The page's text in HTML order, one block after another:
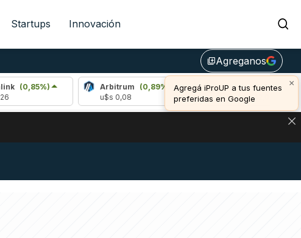
Startups Innovación
library_addAgreganos
×
Agregá iProUP a tus fuentes
preferidas en Google
Arbitrum
(0,89%)
Bitcoin (1,01%)
u$s 64.942,00
IMPACTO EN BITCOIN, DÓLAR CRIPTO Y EXCHANGES